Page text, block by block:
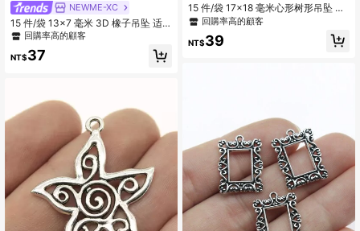
NEWME-XC
15 件/袋 13x7 毫米 3D 橡子吊坠 适
用于 DIY 项链、手链 DIY 珠宝制作配
回購率高的顧客
NT$37
15 件/袋 17x18 毫米心形树形吊坠 适
用于 DIY 珠宝制作 DIY 耳环、项链、
回購率高的顧客
NT$39